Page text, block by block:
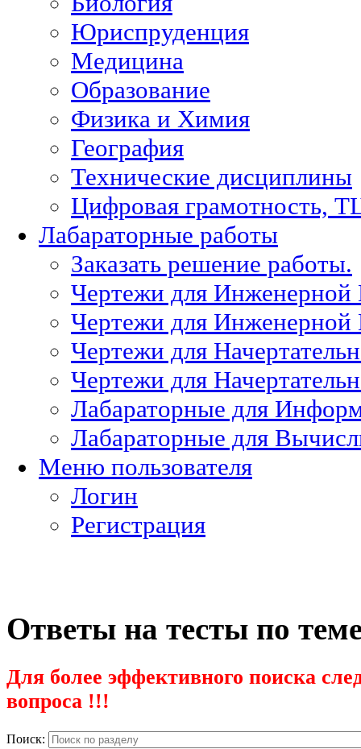
Юриспруденция
Медицина
Образование
Физика и Химия
География
Технические дисциплины
Цифровая грамотность,
Лабараторные работы
Заказать решение работы.
Чертежи для
Чертежи для
Чертежи для
Чертежи для
Лабараторные для
Лабараторные для
Меню пользователя
Логин
Регистрация
Ответы на тесты по
Для более эффективного поиска
вопроса !!!
Поиск: